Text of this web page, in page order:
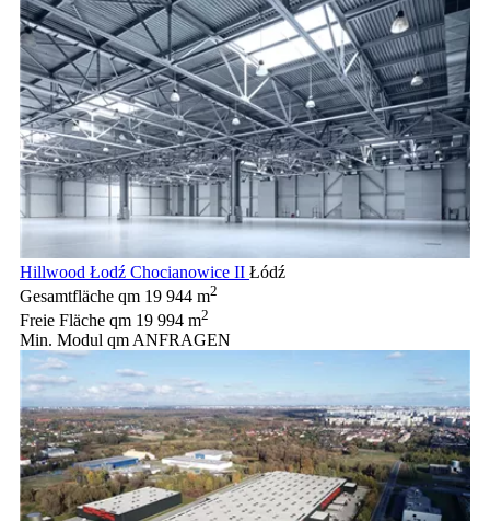
Hillwood Łodź Chocianowice II Łódź
Gesamtfläche qm 19 944 m2
Freie Fläche qm 19 994 m2
Min. Modul qm ANFRAGEN